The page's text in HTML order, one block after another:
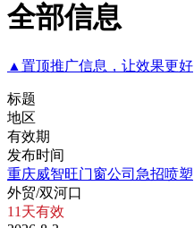
全部信息
▲置顶推广信息，让效果更好
标题
地区
有效期
发布时间
重庆威智旺门窗公司急招喷塑
外贸/双河口
11天有效